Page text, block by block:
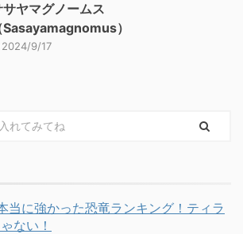
サヤマグノームス
Sasayamagnomus）
2024/9/17
当に強かった恐竜ランキング！ティラ
ない！